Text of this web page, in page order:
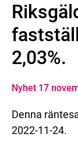
2,03%.
Nyhet 17
Denna
2022-11-24.